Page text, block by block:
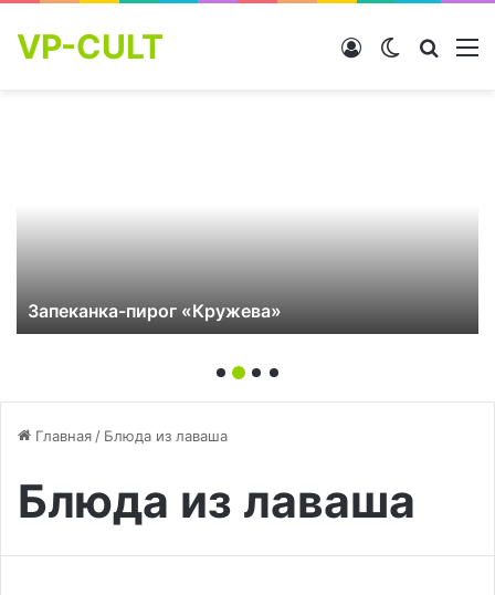
VP-CULT Switch skin
Войти
пирог «Кружева»
Главная / Блюда из лаваша
Блюда из лаваша